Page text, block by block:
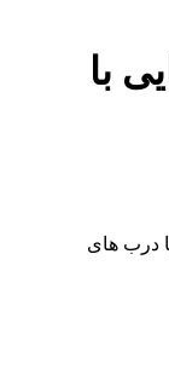
با
درب های